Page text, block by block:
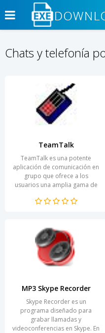
Chats y telefonía
TeamTalk
TeamTalk es una potente
aplicación de comunicación en
grupo que ofrece a los
usuarios una amplia gama de
organizar llamadas de voz y
MP3 Skype Recorder
Skype Recorder es un
programa diseñado para
grabar llamadas y
videoconferencias en Skype. En